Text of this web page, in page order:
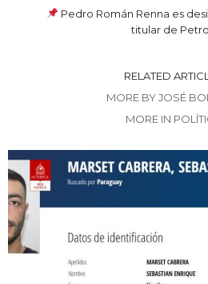
Pedro Román Renna es
titular de
RELATED
MORE BY JOSÉ
MORE IN